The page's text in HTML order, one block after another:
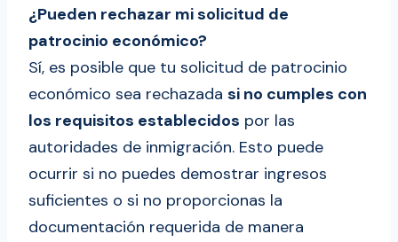
¿Pueden rechazar mi solicitud de
patrocinio económico?
Sí, es posible que tu solicitud de patrocinio
económico sea rechazada si no cumples con
los requisitos establecidos por las
autoridades de inmigración. Esto puede
ocurrir si no puedes demostrar ingresos
suficientes o si no proporcionas la
documentación requerida de manera